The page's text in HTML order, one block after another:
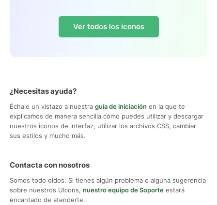
Ver todos los iconos
¿Necesitas ayuda?
Échale un vistazo a nuestra guía de iniciación en la que te
explicamos de manera sencilla cómo puedes utilizar y descargar
nuestros iconos de interfaz, utilizar los archivos CSS, cambiar
sus estilos y mucho más.
Contacta con nosotros
Somos todo oídos. Si tienes algún problema o alguna sugerencia
sobre nuestros UIcons, nuestro equipo de Soporte estará
encantado de atenderte.